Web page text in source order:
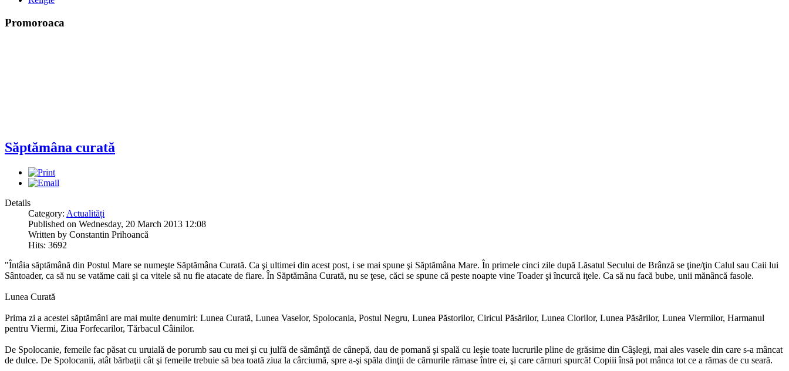
Promoroaca
Săptămâna curată
Details
Category: Actualități
Published on Wednesday, 20 March 2013 12:08
Written by Constantin Prihoancă
Hits: 3692
"Întâia săptămână din Postul Mare se numeşte Săptămâna Curată. Ca şi ultimei din acest post, i se mai spune şi Săptămâna Mare. În primele cinci zile după Lăsatul Secului de Brânză se ţine/ţin Calul sau Caii lui
Sântoader, ca să nu se vatăme caii şi ca vitele să nu fie atacate de fiare. În Săptămâna Curată, nu se ţese, căci se spune că peste noapte vine Toader şi încurcă iţele. Ca să nu facă bube, unii mănâncă fasole.
Lunea Curată
Prima zi a acestei săptămâni are mai multe denumiri: Lunea Curată, Lunea Vaselor, Spolocania, Postul Negru, Lunea Păstorilor, Ciricul Păsărilor, Lunea Ciorilor, Lunea Păsărilor, Lunea Viermilor, Harmanul
pentru Viermi, Ziua Forfecarilor, Tărbacul Câinilor.
De Spolocanie, femeile fac păsat cu uruială de porumb sau cu mei şi cu julfă de sămânţă de cânepă, dau de pomană şi spală cu leşie toate lucrurile pline de grăsime din Câşlegi, mai ales vasele din care s-a mâncat
de dulce. De Spolocanii, atât bărbaţii cât şi femeile trebuie să bea toată ziua la cârciumă, spre a-şi spăla dinţii de cărnurile rămase între ei, şi care cărnuri spurcă! Copiii însă pot mânca tot ce a rămas de cu seară.